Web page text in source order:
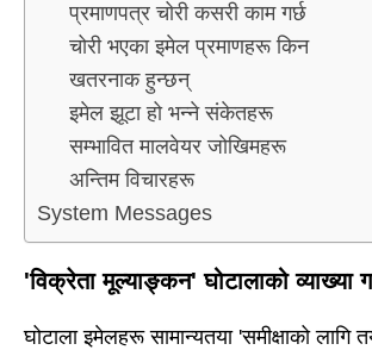
प्रमाणपत्र चोरी कसरी काम गर्छ
चोरी भएका इमेल प्रमाणहरू किन
खतरनाक हुन्छन्
इमेल झूटा हो भन्ने संकेतहरू
सम्भावित मालवेयर जोखिमहरू
अन्तिम विचारहरू
System Messages
'विक्रेता मूल्याङ्कन' घोटालाको व्याख्या
घोटाला इमेलहरू सामान्यतया 'समीक्षाको लागि